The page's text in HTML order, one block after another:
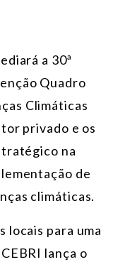
a 30ª
Quadro
Climáticas
privado e os
na
de
climáticas.
locais para uma
lança o